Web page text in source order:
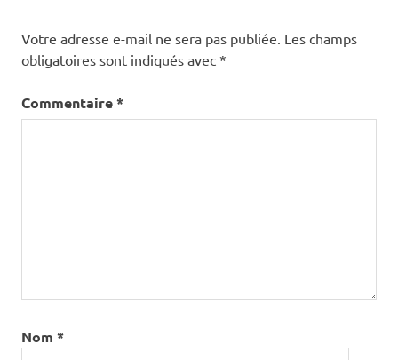
Votre adresse e-mail ne sera pas publiée. Les champs
obligatoires sont indiqués avec *
Commentaire*
Nom *